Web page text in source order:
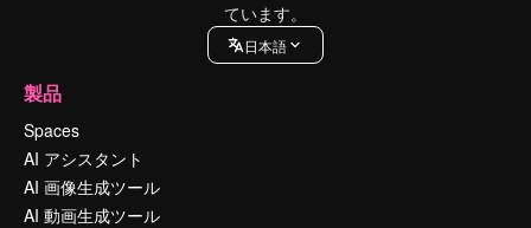
ています。
日本語
製品
Spaces
AI アシスタント
AI 画像生成ツール
AI 動画生成ツール